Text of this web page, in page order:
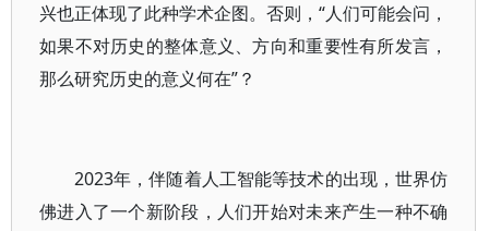
兴也正体现了此种学术企图。否则，“人们可能会问，
如果不对历史的整体意义、方向和重要性有所发言，
那么研究历史的意义何在”？
2023年，伴随着人工智能等技术的出现，世界仿
佛进入了一个新阶段，人们开始对未来产生一种不确